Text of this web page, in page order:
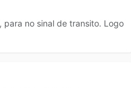
no sinal de transito. Logo